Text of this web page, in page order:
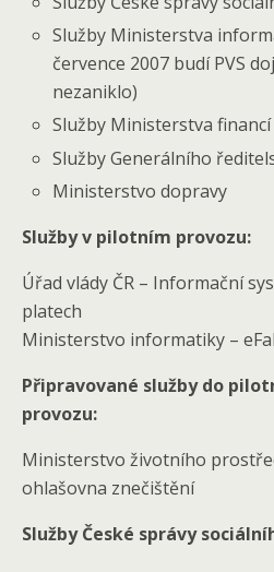
Služby Ministerstva
července 2007 budí PVS
nezaniklo)
Služby Ministerstva financí
Služby Generálního
Ministerstvo dopravy
Služby v pilotním provozu:
Úřad vlády ČR – Informační
platech
Ministerstvo informatiky –
Připravované služby do
provozu:
Ministerstvo životního
ohlašovna znečištění
Služby České správy